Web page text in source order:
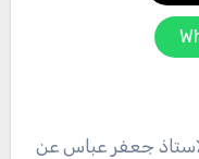
جعفر عباس عن